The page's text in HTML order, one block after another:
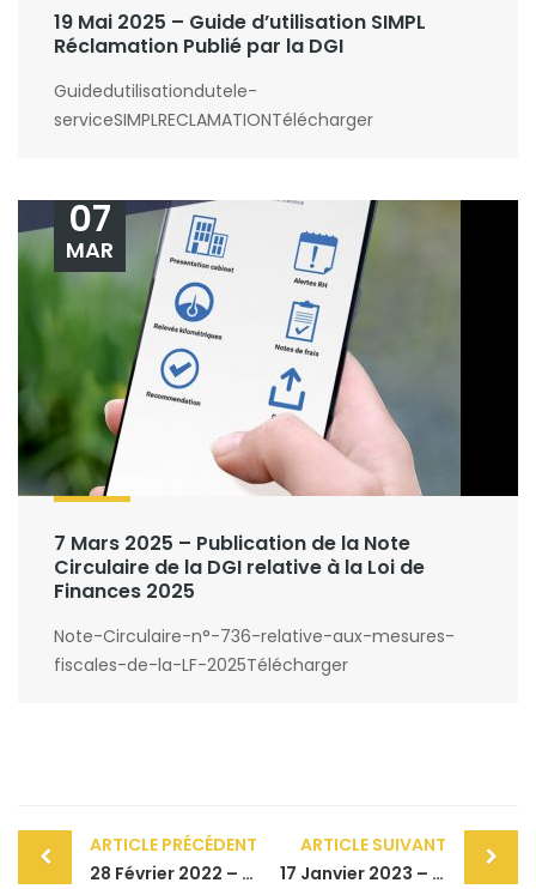
19 Mai 2025 – Guide d’utilisation SIMPL
Réclamation Publié par la DGI
Guidedutilisationdutele-
serviceSIMPLRECLAMATIONTélécharger
7 Mars 2025 – Publication de la Note
Circulaire de la DGI relative à la Loi de
Finances 2025
07
MAR
Note-Circulaire-n°-736-relative-aux-mesures-
fiscales-de-la-LF-2025Télécharger
Post
navigation
ARTICLE PRÉCÉDENT
28 Février 2022 – Revoir l’Emission l’Info en Face du 21 Février 2021
ARTICLE SUIVANT
17 Janvier 2023 – Consultez Notre Bulletin d’Information relatif aux mesures fiscales de la loi de Finances 2023 impactant le Mois de Janvier 2023.